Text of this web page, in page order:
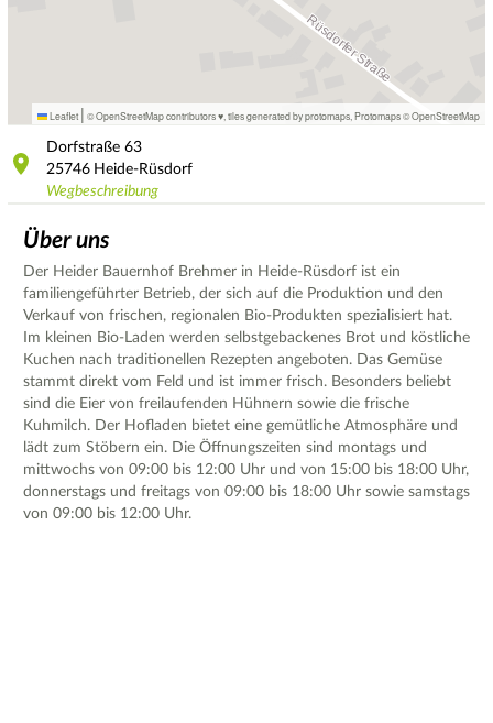
Leaflet | © OpenStreetMap contributors ♥, tiles generated by protomaps Protomaps©OpenStreetMap
Dorfstraße 63
25746 Heide-Rüsdorf
Wegbeschreibung
Über uns
Der Heider Bauernhof Brehmer in Heide-Rüsdorf ist ein
familiengeführter Betrieb, der sich auf die Produktion und den
Verkauf von frischen, regionalen Bio-Produkten spezialisiert hat.
Im kleinen Bio-Laden werden selbstgebackenes Brot und köstliche
Kuchen nach traditionellen Rezepten angeboten. Das Gemüse
stammt direkt vom Feld und ist immer frisch. Besonders beliebt
sind die Eier von freilaufenden Hühnern sowie die frische
Kuhmilch. Der Hofladen bietet eine gemütliche Atmosphäre und
lädt zum Stöbern ein. Die Öffnungszeiten sind montags und
mittwochs von 09:00 bis 12:00 Uhr und von 15:00 bis 18:00 Uhr,
donnerstags und freitags von 09:00 bis 18:00 Uhr sowie samstags
von 09:00 bis 12:00 Uhr.